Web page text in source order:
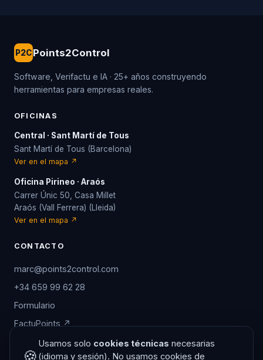
P2CPoints2Control
Software, Verifactu e IA · 25+ años construyendo
herramientas para empresas reales.
OFICINAS
Central · Sant Martí de Tous
Sant Martí de Tous (Barcelona)
Ver en el mapa ↗
Oficina Pirineo · Araós
Carrer Únic 50, Casa Millet
Araós (Vall Ferrera) (Lleida)
Ver en el mapa ↗
CONTACTO
marc@points2control.com
+34 659 99 62 28
Formulario
FactuPoints ↗
/aviso-legal.php?lang=es
🍪
Usamos solo cookies técnicas necesarias
(idioma y sesión). No usamos cookies de